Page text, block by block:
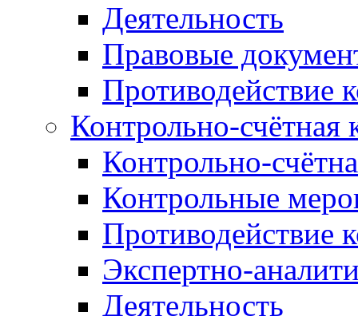
Деятельность
Правовые
Противодействие
Контрольно-счётная
Контрольно-
Контрольные
Противодействие
Экспертно-
Деятельность